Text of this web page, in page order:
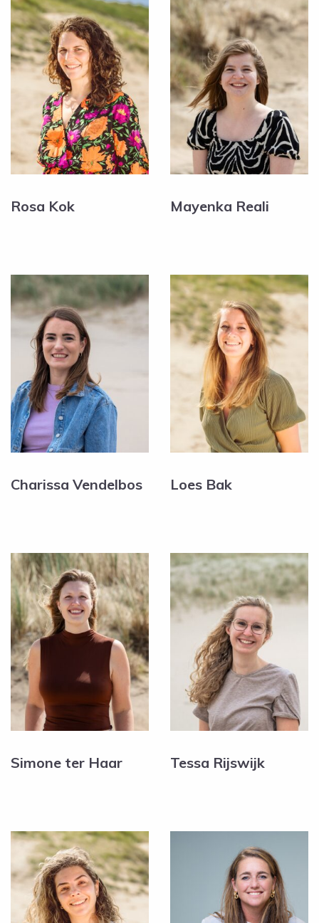
Rosa Kok Mayenka Reali
Charissa Vendelbos Loes Bak
Simone ter Haar Tessa Rijswijk